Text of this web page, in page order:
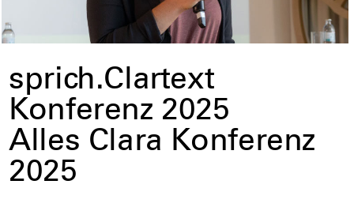
sprich.Clartext
Konferenz 2025
Alles Clara Konferenz
2025